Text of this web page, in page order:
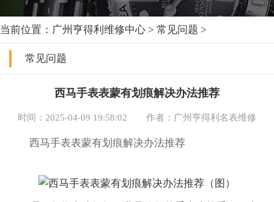
当前位置： 广州亨得利维修中心 > 常见问题 >
常见问题
西马手表表蒙有划痕解决办法推荐
时间：2025-04-09 19:58:02 作者：广州亨得利名表维修
西马手表表蒙有划痕解决办法推荐